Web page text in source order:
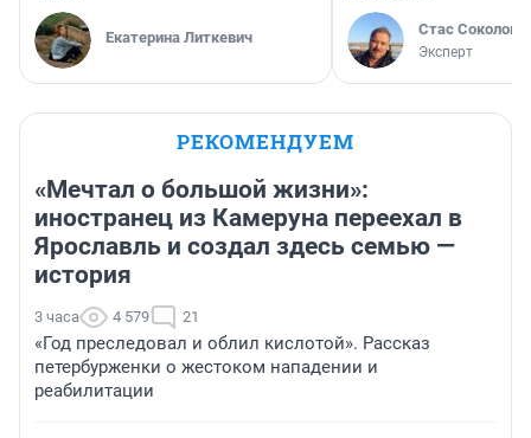
Екатерина Литкевич Стас Соколов
Эксперт
РЕКОМЕНДУЕМ
«Мечтал о большой жизни»:
иностранец из Камеруна переехал в
Ярославль и создал здесь семью —
история
3 часа 4 579 21
«Год преследовал и облил кислотой». Рассказ
петербурженки о жестоком нападении и
реабилитации